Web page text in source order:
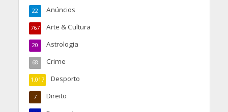
Anúncios
22
Arte & Cultura
767
Astrologia
20
Crime
68
Desporto
1.017
Direito
7